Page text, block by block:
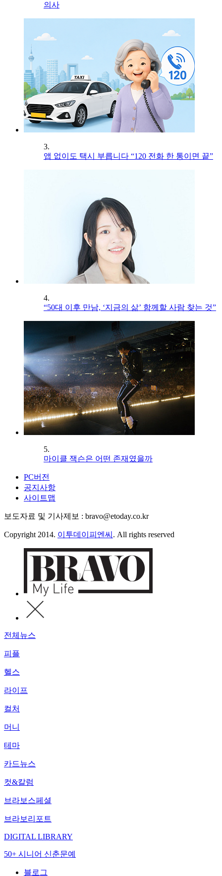
의사
3.
앱 없이도 택시 부릅니다 “120 전화 한 통이면 끝”
4.
“50대 이후 만남, ‘지금의 삶’ 함께할 사람 찾는 것”
5.
마이클 잭슨은 어떤 존재였을까
PC버전
공지사항
사이트맵
보도자료 및 기사제보 : bravo@etoday.co.kr
Copyright 2014. 이투데이피엔씨 . All rights reserved
전체뉴스
피플
헬스
라이프
컬처
머니
테마
카드뉴스
컷&칼럼
브라보스페셜
브라보리포트
DIGITAL LIBRARY
50+ 시니어 신춘문예
블로그